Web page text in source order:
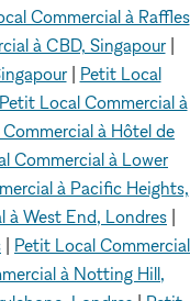
Commercial à Raffles
à CBD, Singapour|
| Petit Local
Petit Local Commercial à
à Hôtel de
Commercial à Lower
à Pacific Heights,
à West End, Londres
Petit Local Commercial
à Notting Hill,